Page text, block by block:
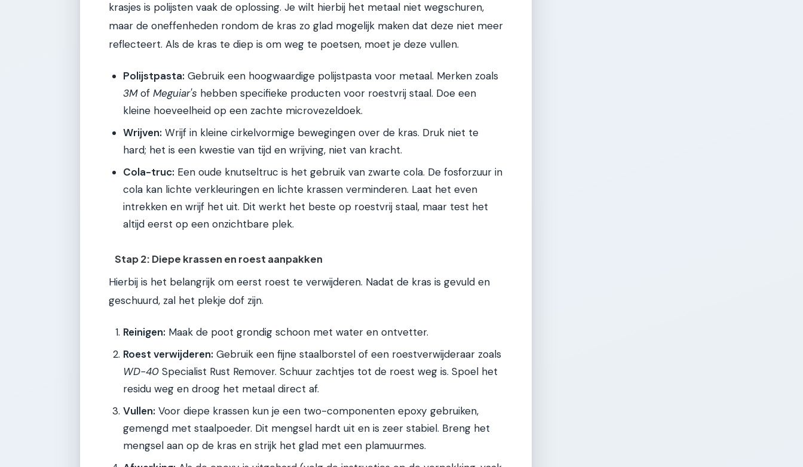
krasjes is polijsten vaak de oplossing. Je wilt hierbij het metaal niet wegschuren,
maar de oneffenheden rondom de kras zo glad mogelijk maken dat deze niet meer
reflecteert. Als de kras te diep is om weg te poetsen, moet je deze vullen.
Polijstpasta: Gebruik een hoogwaardige polijstpasta voor metaal. Merken zoals
3Mof Meguiar's hebben specifieke producten voor roestvrij staal. Doe een
kleine hoeveelheid op een zachte microvezeldoek.
Wrijven: Wrijf in kleine cirkelvormige bewegingen over de kras. Druk niet te
hard; het is een kwestie van tijd en wrijving, niet van kracht.
Cola-truc: Een oude knutseltruc is het gebruik van zwarte cola. De fosforzuur in
cola kan lichte verkleuringen en lichte krassen verminderen. Laat het even
intrekken en wrijf het uit. Dit werkt het beste op roestvrij staal, maar test het
altijd eerst op een onzichtbare plek.
Stap 2: Diepe krassen en roest aanpakken
Hierbij is het belangrijk om eerst roest te verwijderen. Nadat de kras is gevuld en
geschuurd, zal het plekje dof zijn.
Reinigen: Maak de poot grondig schoon met water en ontvetter.
Roest verwijderen: Gebruik een fijne staalborstel of een roestverwijderaar zoals
WD-40 Specialist Rust Remover. Schuur zachtjes tot de roest weg is. Spoel het
residu weg en droog het metaal direct af.
Vullen: Voor diepe krassen kun je een two-componenten epoxy gebruiken,
gemengd met staalpoeder. Dit mengsel hardt uit en is zeer stabiel. Breng het
mengsel aan op de kras en strijk het glad met een plamuurmes.